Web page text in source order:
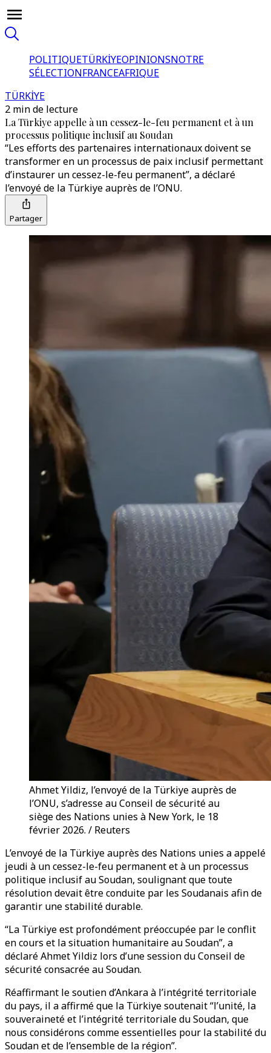
POLITIQUETÜRKİYEOPINIONSNOTRE
SÉLECTIONFRANCEAFRIQUE
TÜRKİYE
2 min de lecture
La Türkiye appelle à un cessez-le-feu permanent et à un
processus politique inclusif au Soudan
“Les efforts des partenaires internationaux doivent se
transformer en un processus de paix inclusif permettant
d’instaurer un cessez-le-feu permanent”, a déclaré
l’envoyé de la Türkiye auprès de l’ONU.
Partager
Ahmet Yildiz, l’envoyé de la Türkiye auprès de
l’ONU, s’adresse au Conseil de sécurité au
siège des Nations unies à New York, le 18
février 2026. / Reuters
L’envoyé de la Türkiye auprès des Nations unies a appelé
jeudi à un cessez-le-feu permanent et à un processus
politique inclusif au Soudan, soulignant que toute
résolution devait être conduite par les Soudanais afin de
garantir une stabilité durable.
“La Türkiye est profondément préoccupée par le conflit
en cours et la situation humanitaire au Soudan”, a
déclaré Ahmet Yildiz lors d’une session du Conseil de
sécurité consacrée au Soudan.
Réaffirmant le soutien d’Ankara à l’intégrité territoriale
du pays, il a affirmé que la Türkiye soutenait “l’unité, la
souveraineté et l’intégrité territoriale du Soudan, que
nous considérons comme essentielles pour la stabilité du
Soudan et de l’ensemble de la région”.